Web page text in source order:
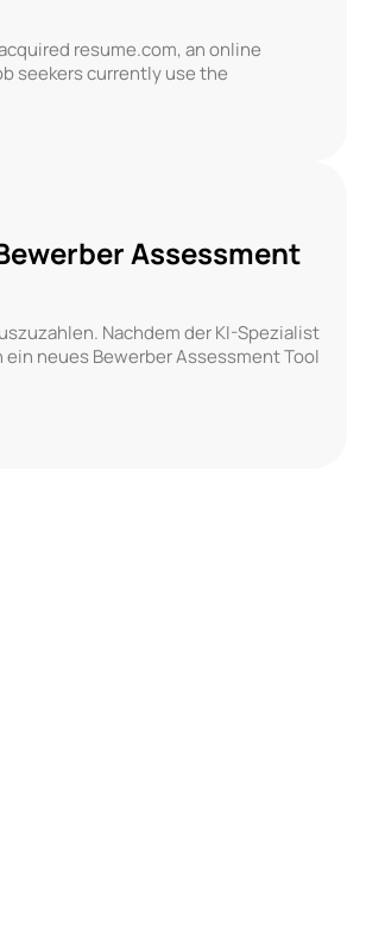
resume.com, an online
seekers currently use the
Assessment
Nachdem der KI-Spezialist
neues Bewerber Assessment Tool